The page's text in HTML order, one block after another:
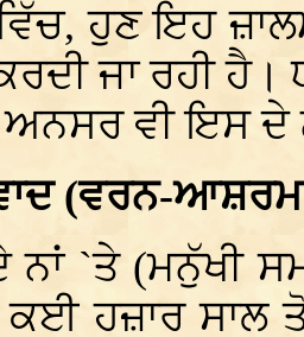
ਹੁਣ ਇਹ
ਜਾ ਰਹੀ ਹੈ।
ਵੀ ਇਸ ਦੇ
(ਵਰਨ-ਆਸ਼ਰਮ
ਨਾਂ `ਤੇ (ਮਨੁੱਖੀ
ਕਈ ਹਜ਼ਾਰ ਸਾਲ